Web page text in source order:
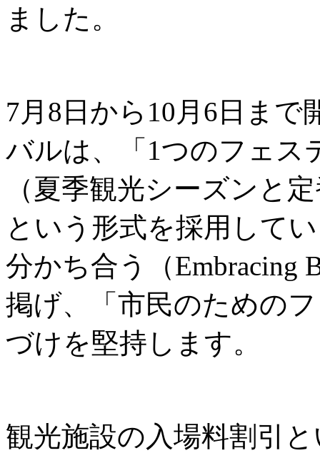
ました。
7月8日から10月6日ま
バルは、「1つのフェス
（夏季観光シーズンと
という形式を採用して
分かち合う（Embracing
掲げ、「市民のための
づけを堅持します。
観光施設の入場料割引